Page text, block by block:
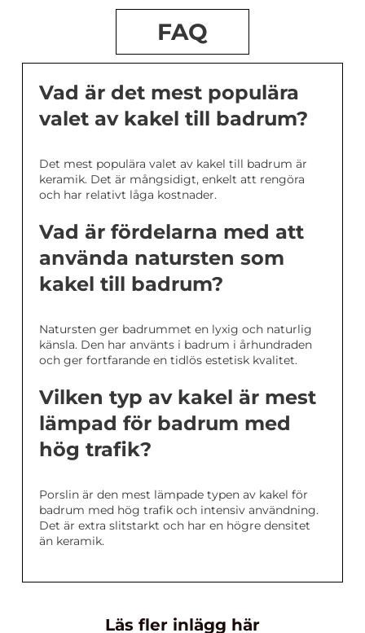
FAQ
Vad är det mest populära
valet av kakel till badrum?
Det mest populära valet av kakel till badrum är
keramik. Det är mångsidigt, enkelt att rengöra
och har relativt låga kostnader.
Vad är fördelarna med att
använda natursten som
kakel till badrum?
Natursten ger badrummet en lyxig och naturlig
känsla. Den har använts i badrum i århundraden
och ger fortfarande en tidlös estetisk kvalitet.
Vilken typ av kakel är mest
lämpad för badrum med
hög trafik?
Porslin är den mest lämpade typen av kakel för
badrum med hög trafik och intensiv användning.
Det är extra slitstarkt och har en högre densitet
än keramik.
Läs fler inlägg här